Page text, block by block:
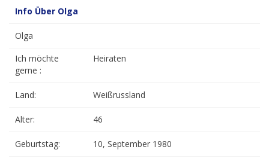
Info Über Olga
Olga
Ich möchte
gerne :
Heiraten
Land: Weißrussland
Alter: 46
Geburtstag: 10, September 1980